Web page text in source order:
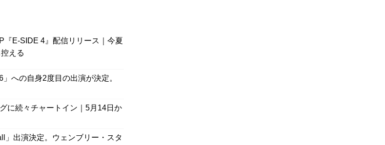
E-SIDE 4』配信リリース｜今夏
える
への自身2度目の出演が決定。
に続々チャートイン｜5月14日か
」出演決定。ウェンブリー・スタ